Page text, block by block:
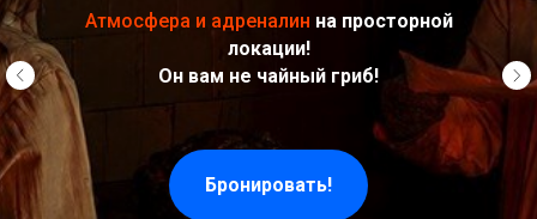
Атмосфера и адреналин на просторной
локации!
Он вам не чайный гриб!
Бронировать!